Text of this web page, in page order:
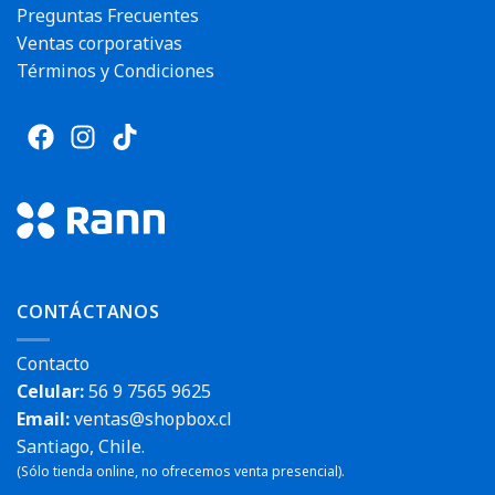
Preguntas Frecuentes
Ventas corporativas
Términos y Condiciones
CONTÁCTANOS
Contacto
Celular:56 9 7565 9625
Email:ventas@shopbox.cl
Santiago, Chile.
(Sólo tienda online, no ofrecemos venta presencial).